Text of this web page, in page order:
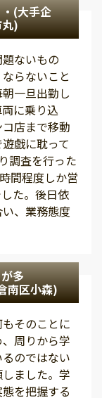
(大手企
丸)
ないもの
らないこと
一旦出勤し
に乗り込
店まで移動
戯に耽って
調査を行った
間程度しか営
た。後日依
、業務態度
多
南区小森)
そのことに
周りから学
のではない
ました。学
を把握する